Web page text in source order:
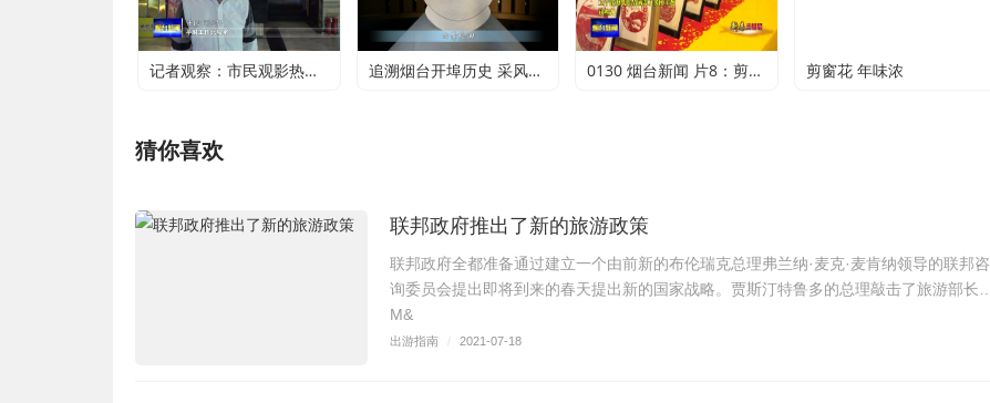
记者观察：市民观影热潮升温 电影行业加快复苏 追溯烟台开埠历史 采风团走进烟台山开埠陈列馆 0130 烟台新闻 片8：剪纸传承 不止于传统 剪窗花 年味浓
猜你喜欢
联邦政府推出了新的旅游政策
联邦政府全都准备通过建立一个由前新的布伦瑞克总理弗兰纳·麦克·麦肯纳领导的联邦咨
询委员会提出即将到来的春天提出新的国家战略。贾斯汀特鲁多的总理敲击了旅游部长
M&
出游指南 / 2021-07-18